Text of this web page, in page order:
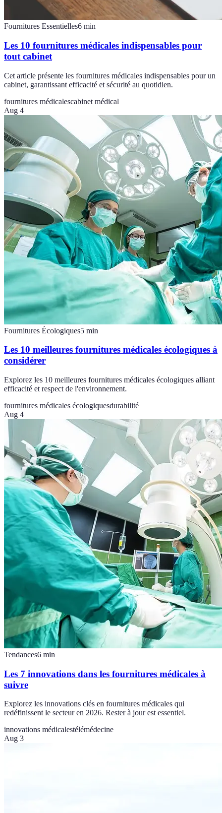
Fournitures Essentielles6 min
Les 10 fournitures médicales indispensables pour
tout cabinet
Cet article présente les fournitures médicales indispensables pour un
cabinet, garantissant efficacité et sécurité au quotidien.
fournitures médicalescabinet médical
Aug 4
Fournitures Écologiques5 min
Les 10 meilleures fournitures médicales écologiques à
considérer
Explorez les 10 meilleures fournitures médicales écologiques alliant
efficacité et respect de l'environnement.
fournitures médicales écologiquesdurabilité
Aug 4
Tendances6 min
Les 7 innovations dans les fournitures médicales à
suivre
Explorez les innovations clés en fournitures médicales qui
redéfinissent le secteur en 2026. Rester à jour est essentiel.
innovations médicalestélémédecine
Aug 3